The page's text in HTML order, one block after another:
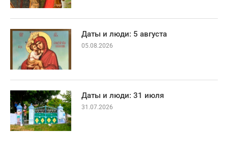
Даты и люди: 5 августа
05.08.2026
Даты и люди: 31 июля
31.07.2026